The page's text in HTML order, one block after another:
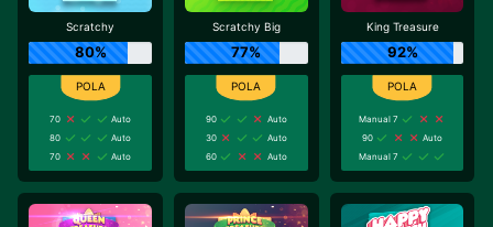
Scratchy
80%
70
Auto
80
Auto
70
Auto
Scratchy Big
77%
90
Auto
30
Auto
60
Auto
King Treasure
92%
Manual 7
90
Auto
Manual 7